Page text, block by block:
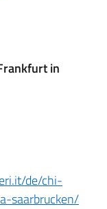
in
de/chi-
saarbrucken/